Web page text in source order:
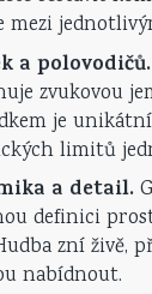
mezi
a polovodičů.
zvukovou
je
limitů
a detail.
definici
zní živě,
nabídnout.